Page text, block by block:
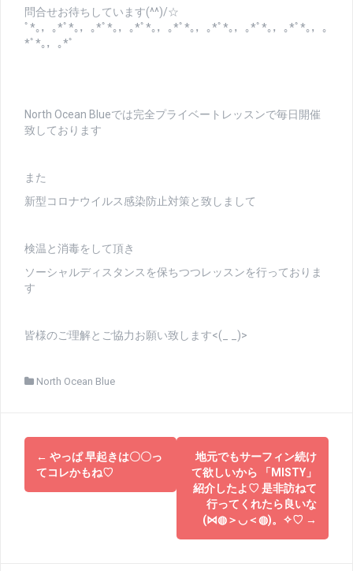
問合せお待ちしています(^^)/☆
ﾟ*｡，｡*ﾟ*｡，｡*ﾟ*｡，｡*ﾟ*｡，｡*ﾟ*｡，｡*ﾟ*｡，｡*ﾟ*｡，｡*ﾟ*｡，｡
*ﾟ*｡，｡*ﾟ
North Ocean Blueでは完全プライベートレッスンで毎日開催
致しております
また
新型コロナウイルス感染防止対策と致しまして
検温と消毒をして頂き
ソーシャルディスタンスを保ちつつレッスンを行っておりま
す
皆様のご理解とご協力お願い致します<(_ _)>
North Ocean Blue
投
稿
← やっぱ 早起きは〇〇っ
てコレかもね♡
地元でもサーフィン続け
て欲しいから 「MISTY」
紹介したよ♡ 是非訪ねて
行ってくれたら良いな
(⋈◍＞◡＜◍)。✧♡ →